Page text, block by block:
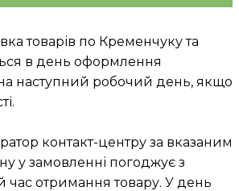
товарів по Кременчуку та
в день оформлення
наступний робочий день, якщо
контакт-центру за вказаним
у замовленні погоджує з
час отримання товару. У день